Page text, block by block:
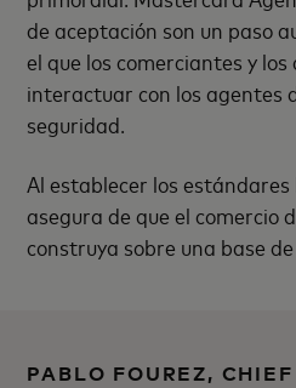
de aceptación son un paso
el que los comerciantes y
interactuar con los agentes
seguridad.
Al establecer los estándares
asegura de que el comercio
construya sobre una base
PABLO FOUREZ,